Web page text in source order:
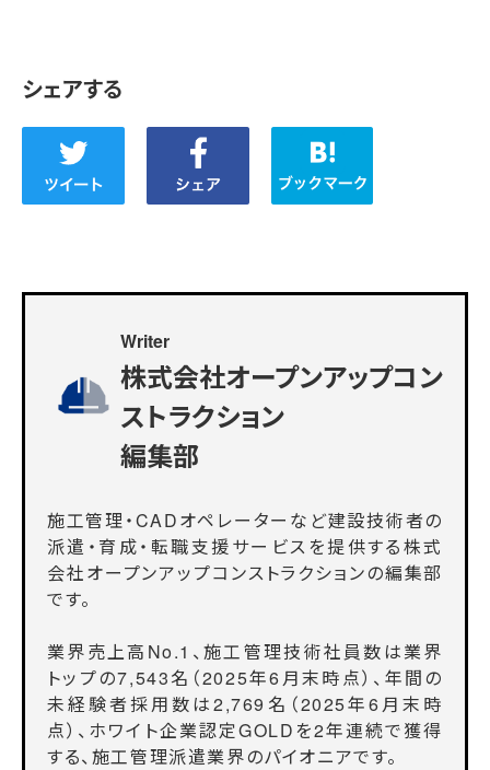
シェアする
Writer
株式会社オープンアップコン
ストラクション
編集部
施工管理・CADオペレーターなど建設技術者の
派遣・育成・転職支援サービスを提供する株式
会社オープンアップコンストラクションの編集部
です。
業界売上高No.1、施工管理技術社員数は業界
トップの7,543名（2025年6月末時点）、年間の
未経験者採用数は2,769名（2025年6月末時
点）、ホワイト企業認定GOLDを2年連続で獲得
する、施工管理派遣業界のパイオニアです。